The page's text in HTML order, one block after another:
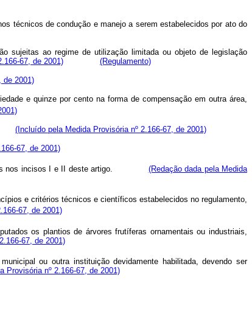
técnicos de condução e manejo a serem estabelecidos por ato do
sujeitas ao regime de utilização limitada ou objeto de legislação
67, de 2001) (Regulamento)
de 2001)
e quinze por cento na forma de compensação em outra área,
e (Incluído pela Medida Provisória nº 2.166-67, de 2001)
67, de 2001)
nos incisos I e II deste artigo. (Redação dada pela Medida
e critérios técnicos e científicos estabelecidos no regulamento,
67, de 2001)
os plantios de árvores frutíferas ornamentais ou industriais,
67, de 2001)
ou outra instituição devidamente habilitada, devendo ser
Provisória nº 2.166-67, de 2001)